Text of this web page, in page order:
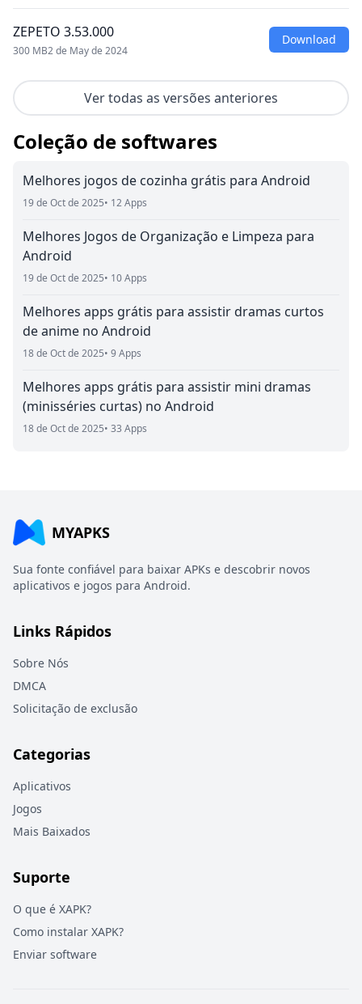
ZEPETO 3.53.000
300 MB2 de May de 2024
Download
Ver todas as versões anteriores
Coleção de softwares
Melhores jogos de cozinha grátis para Android
19 de Oct de 2025• 12 Apps
Melhores Jogos de Organização e Limpeza para
Android
19 de Oct de 2025• 10 Apps
Melhores apps grátis para assistir dramas curtos
de anime no Android
18 de Oct de 2025• 9 Apps
Melhores apps grátis para assistir mini dramas
(minisséries curtas) no Android
18 de Oct de 2025• 33 Apps
MYAPKS
Sua fonte confiável para baixar APKs e descobrir novos
aplicativos e jogos para Android.
Links Rápidos
Sobre Nós
DMCA
Solicitação de exclusão
Categorias
Aplicativos
Jogos
Mais Baixados
Suporte
O que é XAPK?
Como instalar XAPK?
Enviar software